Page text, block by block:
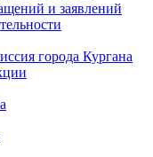
и заявлений
города Кургана